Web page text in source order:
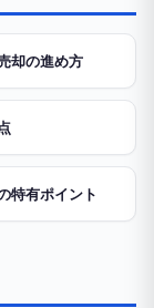
却の進め方
特有ポイント